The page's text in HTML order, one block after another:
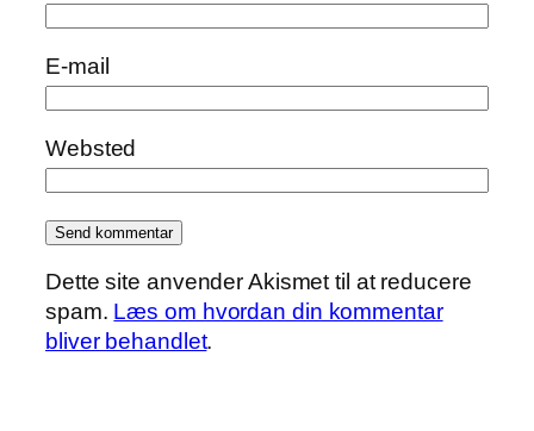
E-mail
Websted
Dette site anvender Akismet til at reducere
spam. Læs om hvordan din kommentar
bliver behandlet.